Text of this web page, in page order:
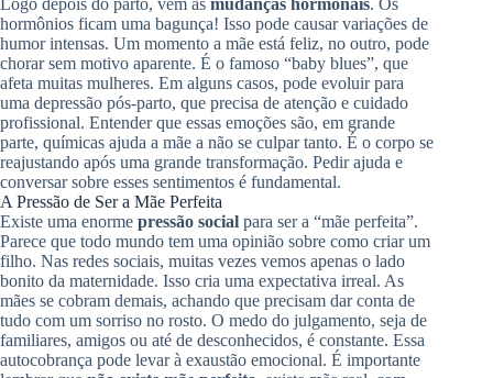
Logo depois do parto, vêm as mudanças hormonais. Os
hormônios ficam uma bagunça! Isso pode causar variações de
humor intensas. Um momento a mãe está feliz, no outro, pode
chorar sem motivo aparente. É o famoso “baby blues”, que
afeta muitas mulheres. Em alguns casos, pode evoluir para
uma depressão pós-parto, que precisa de atenção e cuidado
profissional. Entender que essas emoções são, em grande
parte, químicas ajuda a mãe a não se culpar tanto. É o corpo se
reajustando após uma grande transformação. Pedir ajuda e
conversar sobre esses sentimentos é fundamental.
A Pressão de Ser a Mãe Perfeita
Existe uma enorme pressão social para ser a “mãe perfeita”.
Parece que todo mundo tem uma opinião sobre como criar um
filho. Nas redes sociais, muitas vezes vemos apenas o lado
bonito da maternidade. Isso cria uma expectativa irreal. As
mães se cobram demais, achando que precisam dar conta de
tudo com um sorriso no rosto. O medo do julgamento, seja de
familiares, amigos ou até de desconhecidos, é constante. Essa
autocobrança pode levar à exaustão emocional. É importante